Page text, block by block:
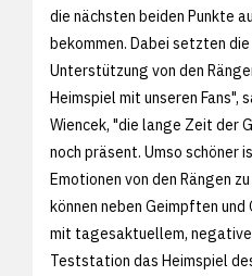
die nächsten beiden Punkte
bekommen. Dabei setzten
Unterstützung von den
Heimspiel mit unseren Fans",
Wiencek, "die lange Zeit der
noch präsent. Umso schöner
Emotionen von den Rängen
können neben Geimpften und
mit tagesaktuellem,
Teststation das Heimspiel